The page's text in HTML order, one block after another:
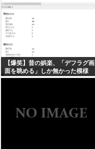
【爆笑】昔の娯楽、「デフラグ画
面を眺める」しか無かった模様
www